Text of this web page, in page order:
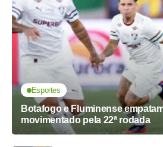
Esportes
Botafogo e Fluminense
movimentado pela 22ª rodada